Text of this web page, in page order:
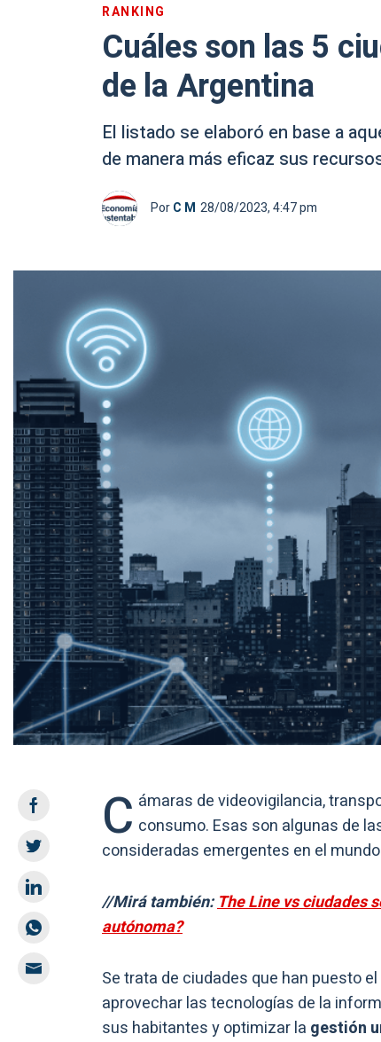
RANKING
Cuáles son las 5
de la Argentina
El listado se elaboró en base a
de manera más eficaz sus
PorC M 28/08/2023, 4:47 pm
C ámaras de videovigilancia,
consumo. Esas son algunas de
consideradas emergentes en el
//Mirá también:The Line vs ciudades
autónoma?
Se trata de ciudades que han puesto
aprovechar las tecnologías de la
sus habitantes y optimizar la gestión